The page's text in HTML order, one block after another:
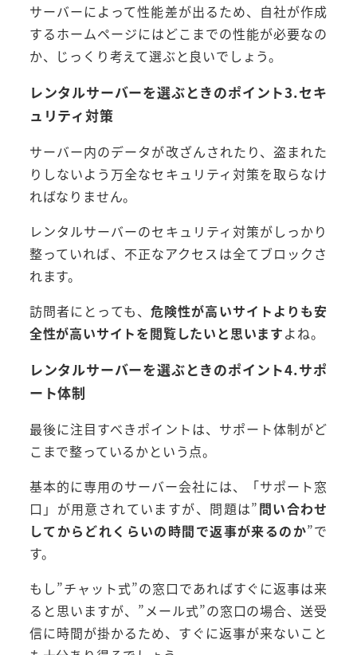
サーバーによって性能差が出るため、自社が作成
するホームページにはどこまでの性能が必要なの
か、じっくり考えて選ぶと良いでしょう。
レンタルサーバーを選ぶときのポイント3.セキ
ュリティ対策
サーバー内のデータが改ざんされたり、盗まれた
りしないよう万全なセキュリティ対策を取らなけ
ればなりません。
レンタルサーバーのセキュリティ対策がしっかり
整っていれば、不正なアクセスは全てブロックさ
れます。
訪問者にとっても、 危険性が高いサイトよりも安
全性が高いサイトを閲覧したいと思いますよね。
レンタルサーバーを選ぶときのポイント4.サポ
ート体制
最後に注目すべきポイントは、サポート体制がど
こまで整っているかという点。
基本的に専用のサーバー会社には、「サポート窓
口」が用意されていますが、問題は”問い合わせ
してからどれくらいの時間で返事が来るのか”で
す。
もし”チャット式”の窓口であればすぐに返事は来
ると思いますが、”メール式”の窓口の場合、送受
信に時間が掛かるため、すぐに返事が来ないこと